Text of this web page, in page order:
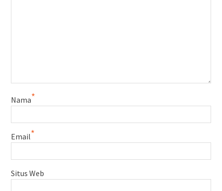
Nama*
Email*
Situs Web